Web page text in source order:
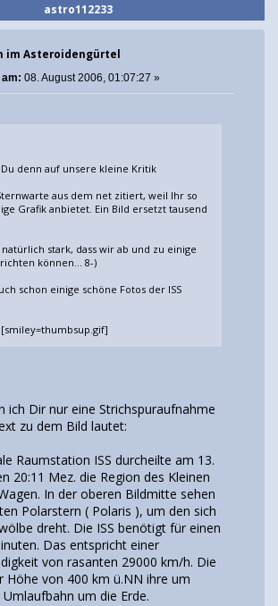
astro112233
im Asteroidengürtel
08. August 2006, 01:07:27 »
denn auf unsere kleine Kritik
aus dem net zitiert, weil Ihr so
Grafik anbietet. Ein Bild ersetzt tausend
stark, dass wir ab und zu einige
können... 8-)
schon einige schöne Fotos der ISS
ich Dir nur eine Strichspuraufnahme
zu dem Bild lautet:
Raumstation ISS durcheilte am 13.
20:11 Mez. die Region des Kleinen
In der oberen Bildmitte sehen
Polarstern ( Polaris ), um den sich
dreht. Die ISS benötigt für einen
Das entspricht einer
von rasanten 29000 km/h. Die
Höhe von 400 km ü.NN ihre um
Umlaufbahn um die Erde.